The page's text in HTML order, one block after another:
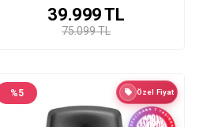
75.099 TL
39.999TL
%5 Özel Fiyat